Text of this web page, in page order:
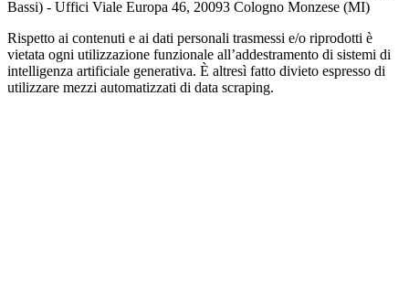
Bassi) - Uffici Viale Europa 46, 20093 Cologno Monzese (MI)
Rispetto ai contenuti e ai dati personali trasmessi e/o riprodotti è
vietata ogni utilizzazione funzionale all’addestramento di sistemi di
intelligenza artificiale generativa. È altresì fatto divieto espresso di
utilizzare mezzi automatizzati di data scraping.